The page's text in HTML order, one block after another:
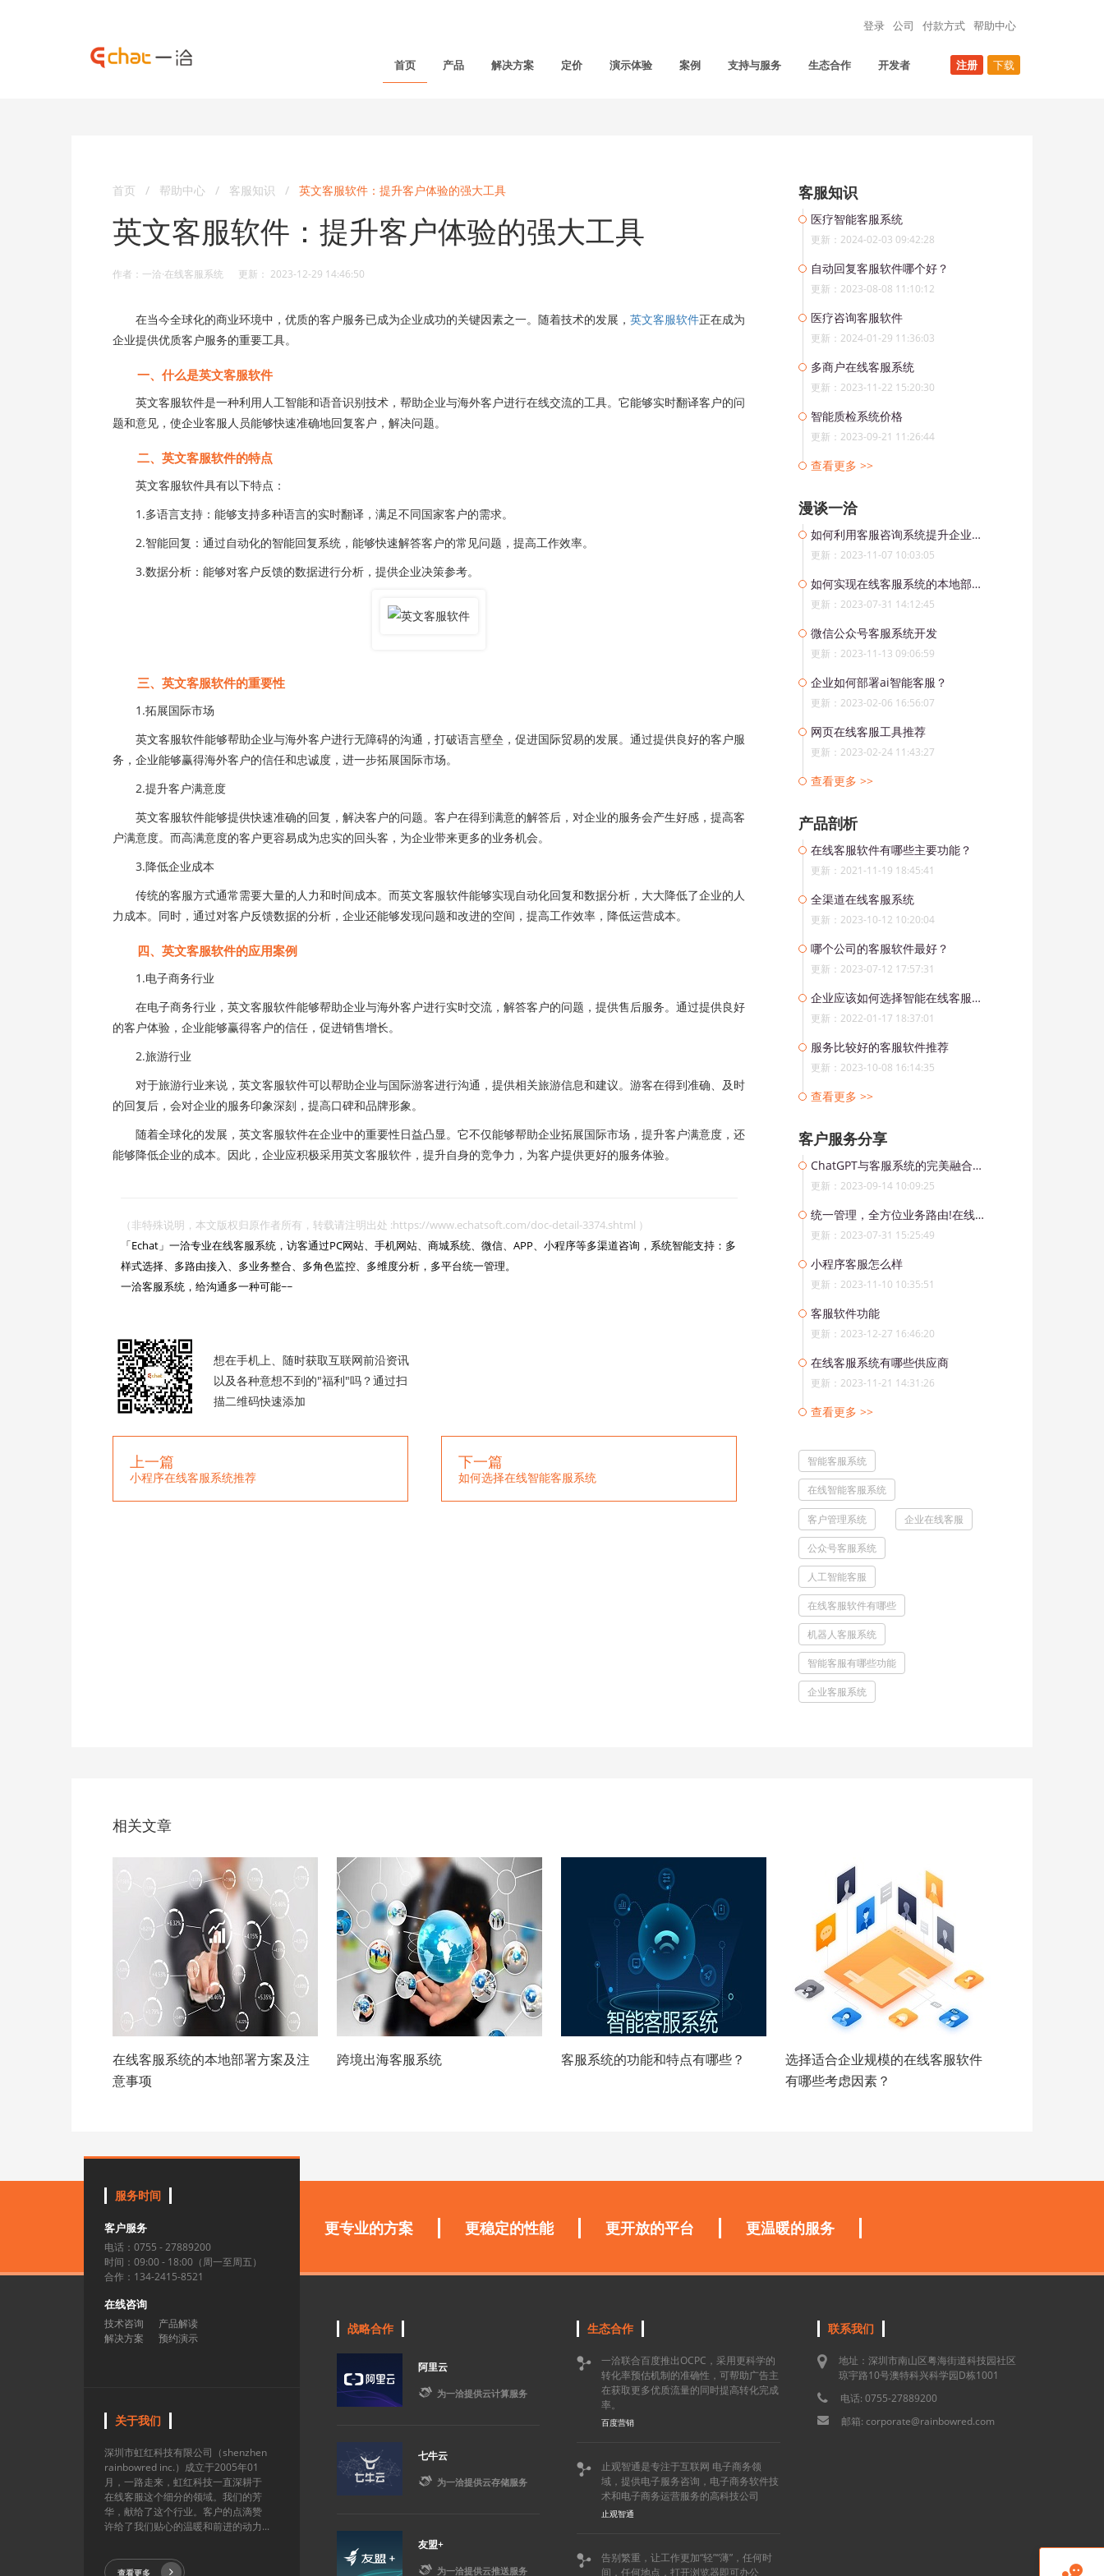
登录 公司 付款方式 帮助中心
首页 产品 解决方案 定价 演示体验 案例 支持与服务 生态合作 开发者 注册 下载
首页 / 帮助中心 / 客服知识 / 英文客服软件：提升客户体验的强大工具
英文客服软件：提升客户体验的强大工具
作者：一洽·在线客服系统 更新： 2023-12-29 14:46:50
在当今全球化的商业环境中，优质的客户服务已成为企业成功的关键因素之一。随着技术的发展， 英文客服软件正在成为
企业提供优质客户服务的重要工具。
一、什么是英文客服软件
英文客服软件是一种利用人工智能和语音识别技术，帮助企业与海外客户进行在线交流的工具。它能够实时翻译客户的问
题和意见，使企业客服人员能够快速准确地回复客户，解决问题。
二、英文客服软件的特点
英文客服软件具有以下特点：
1.多语言支持：能够支持多种语言的实时翻译，满足不同国家客户的需求。
2.智能回复：通过自动化的智能回复系统，能够快速解答客户的常见问题，提高工作效率。
3.数据分析：能够对客户反馈的数据进行分析，提供企业决策参考。
三、英文客服软件的重要性
1.拓展国际市场
英文客服软件能够帮助企业与海外客户进行无障碍的沟通，打破语言壁垒，促进国际贸易的发展。通过提供良好的客户服
务，企业能够赢得海外客户的信任和忠诚度，进一步拓展国际市场。
2.提升客户满意度
英文客服软件能够提供快速准确的回复，解决客户的问题。客户在得到满意的解答后，对企业的服务会产生好感，提高客
户满意度。而高满意度的客户更容易成为忠实的回头客，为企业带来更多的业务机会。
3.降低企业成本
传统的客服方式通常需要大量的人力和时间成本。而英文客服软件能够实现自动化回复和数据分析，大大降低了企业的人
力成本。同时，通过对客户反馈数据的分析，企业还能够发现问题和改进的空间，提高工作效率，降低运营成本。
四、英文客服软件的应用案例
1.电子商务行业
在电子商务行业，英文客服软件能够帮助企业与海外客户进行实时交流，解答客户的问题，提供售后服务。通过提供良好
的客户体验，企业能够赢得客户的信任，促进销售增长。
2.旅游行业
对于旅游行业来说，英文客服软件可以帮助企业与国际游客进行沟通，提供相关旅游信息和建议。游客在得到准确、及时
的回复后，会对企业的服务印象深刻，提高口碑和品牌形象。
随着全球化的发展，英文客服软件在企业中的重要性日益凸显。它不仅能够帮助企业拓展国际市场，提升客户满意度，还
能够降低企业的成本。因此，企业应积极采用英文客服软件，提升自身的竞争力，为客户提供更好的服务体验。
（非特殊说明，本文版权归原作者所有，转载请注明出处 :https://www.echatsoft.com/doc-detail-3374.shtml ）
「Echat」一洽专业在线客服系统，访客通过PC网站、手机网站、商城系统、微信、APP、小程序等多渠道咨询，系统智能支持：多
样式选择、多路由接入、多业务整合、多角色监控、多维度分析，多平台统一管理。
一洽客服系统，给沟通多一种可能~~
想在手机上、随时获取互联网前沿资讯
以及各种意想不到的"福利"吗？通过扫
描二维码快速添加
上一篇
小程序在线客服系统推荐
下一篇
如何选择在线智能客服系统
客服知识
医疗智能客服系统
更新：2024-02-03 09:42:28
自动回复客服软件哪个好？
更新：2023-08-08 11:10:12
医疗咨询客服软件
更新：2024-01-29 11:36:03
多商户在线客服系统
更新：2023-11-22 15:20:30
智能质检系统价格
更新：2023-09-21 11:26:44
查看更多 >>
漫谈一洽
如何利用客服咨询系统提升企业客户服务水平
更新：2023-11-07 10:03:05
如何实现在线客服系统的本地部署，提升数据安全性与掌控权?
更新：2023-07-31 14:12:45
微信公众号客服系统开发
更新：2023-11-13 09:06:59
企业如何部署ai智能客服？
更新：2023-02-06 16:56:07
网页在线客服工具推荐
更新：2023-02-24 11:43:27
查看更多 >>
产品剖析
在线客服软件有哪些主要功能？
更新：2021-11-19 18:45:41
全渠道在线客服系统
更新：2023-10-12 10:20:04
哪个公司的客服软件最好？
更新：2023-07-12 17:57:31
企业应该如何选择智能在线客服软件？
更新：2022-01-17 18:37:01
服务比较好的客服软件推荐
更新：2023-10-08 16:14:35
查看更多 >>
客户服务分享
ChatGPT与客服系统的完美融合：AI技术为客户提供更优质的服务
更新：2023-09-14 10:09:25
统一管理，全方位业务路由!在线客服系统助你打造高效外贸团队
更新：2023-07-31 15:25:49
小程序客服怎么样
更新：2023-11-10 10:35:51
客服软件功能
更新：2023-12-27 16:46:20
在线客服系统有哪些供应商
更新：2023-11-21 14:31:26
查看更多 >>
智能客服系统
在线智能客服系统
客户管理系统 企业在线客服
公众号客服系统
人工智能客服
在线客服软件有哪些
机器人客服系统
智能客服有哪些功能
企业客服系统
相关文章
在线客服系统的本地部署方案及注
意事项
跨境出海客服系统 客服系统的功能和特点有哪些？
选择适合企业规模的在线客服软件
有哪些考虑因素？
更专业的方案 更稳定的性能 更开放的平台 更温暖的服务
服务时间
客户服务
电话：0755 - 27889200
时间：09:00 - 18:00（周一至周五）
合作：134-2415-8521
在线咨询
技术咨询
产品解读
解决方案
预约演示
关于我们
深圳市虹红科技有限公司（shenzhen
rainbowred inc.）成立于2005年01
月，一路走来，虹红科技一直深耕于
在线客服这个细分的领域。我们的芳
华，献给了这个行业。客户的点滴赞
许给了我们贴心的温暖和前进的动力...
查看更多
战略合作
阿里云
 为一洽提供云计算服务
七牛云
 为一洽提供云存储服务
友盟+
 为一洽提供云推送服务
生态合作

一洽联合百度推出OCPC，采用更科学的
转化率预估机制的准确性，可帮助广告主
在获取更多优质流量的同时提高转化完成
率。
百度营销

止观智通是专注于互联网 电子商务领
域，提供电子服务咨询，电子商务软件技
术和电子商务运营服务的高科技公司
止观智通

告别繁重，让工作更加“轻”“薄”，任何时
间，任何地点，打开浏览器即可办公
联系我们
地址：深圳市南山区粤海街道科技园社区
琼宇路10号澳特科兴科学园D栋1001
电话: 0755-27889200
邮箱: corporate@rainbowred.com
